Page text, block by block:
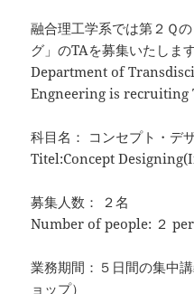
融合理工学系では第２Ｑ
グ」のTAを募集いたします
Department of
Engneering is recruiting
科目名： コンセプト・デ
Titel:Concept
募集人数： ２名
Number of people: ２
業務期間：５日間の集中
ョップ）